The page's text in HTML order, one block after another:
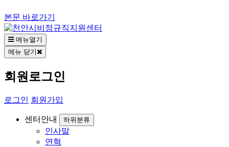
본문 바로가기
메뉴열기
메뉴 닫기
회원로그인
로그인 회원가입
센터안내 하위분류
인사말
연혁